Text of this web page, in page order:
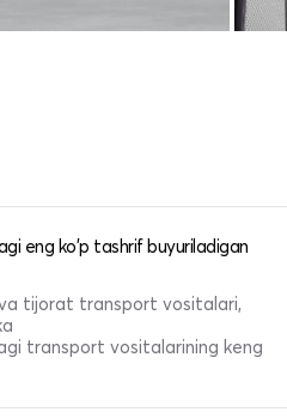
eng ko'p tashrif buyuriladigan
tijorat transport vositalari,
transport vositalarining keng